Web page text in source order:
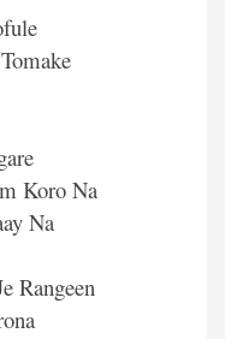
Koro Na
Na
Rangeen